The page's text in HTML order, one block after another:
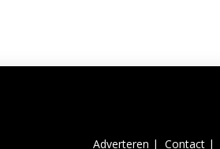
Adverteren | Contact |